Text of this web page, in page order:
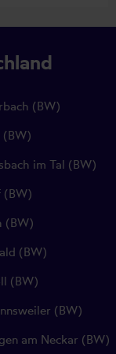
(BW)
(BW)
im Tal (BW)
(BW)
(BW)
(BW)
(BW)
am Neckar (BW)